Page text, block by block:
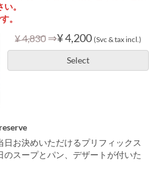
。
。
¥ 4,830 ⇒¥ 4,200 (Svc & tax incl.)
Select
お決めいただけるプリフィックス
のスープとパン、デザートが付いた